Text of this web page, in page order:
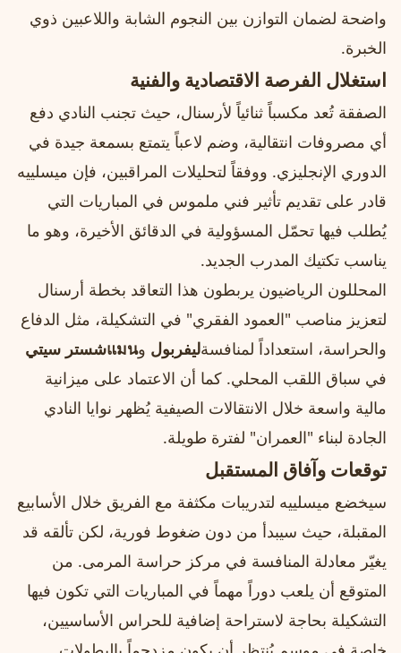
واضحة لضمان التوازن بين النجوم الشابة واللاعبين ذوي
الخبرة.
استغلال الفرصة الاقتصادية والفنية
الصفقة تُعد مكسباً ثنائياً لأرسنال، حيث تجنب النادي دفع
أي مصروفات انتقالية، وضم لاعباً يتمتع بسمعة جيدة في
الدوري الإنجليزي. ووفقاً لتحليلات المراقبين، فإن ميسلييه
قادر على تقديم تأثير فني ملموس في المباريات التي
يُطلب فيها تحمّل المسؤولية في الدقائق الأخيرة، وهو ما
يناسب تكتيك المدرب الجديد.
المحللون الرياضيون يربطون هذا التعاقد بخطة أرسنال
لتعزيز مناصب "العمود الفقري" في التشكيلة، مثل الدفاع
والحراسة، استعداداً لمنافسةليفربول وแมนشستر سيتي
في سباق اللقب المحلي. كما أن الاعتماد على ميزانية
مالية واسعة خلال الانتقالات الصيفية يُظهر نوايا النادي
الجادة لبناء "العمران" لفترة طويلة.
توقعات وآفاق المستقبل
سيخضع ميسلييه لتدريبات مكثفة مع الفريق خلال الأسابيع
المقبلة، حيث سيبدأ من دون ضغوط فورية، لكن تألقه قد
يغيّر معادلة المنافسة في مركز حراسة المرمى. من
المتوقع أن يلعب دوراً مهماً في المباريات التي تكون فيها
التشكيلة بحاجة لاستراحة إضافية للحراس الأساسيين،